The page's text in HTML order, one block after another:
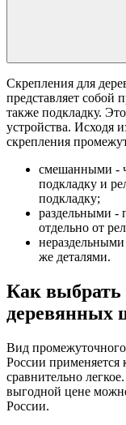
Скрепления для
представляет
также подкладку.
устройства. Исходя
скрепления
смешанными -
подкладку и
подкладку;
раздельными -
отдельно от
же деталями.
Как выбрать
деревянных
Вид
России применяется
сравнительно
выгодной цене
России.